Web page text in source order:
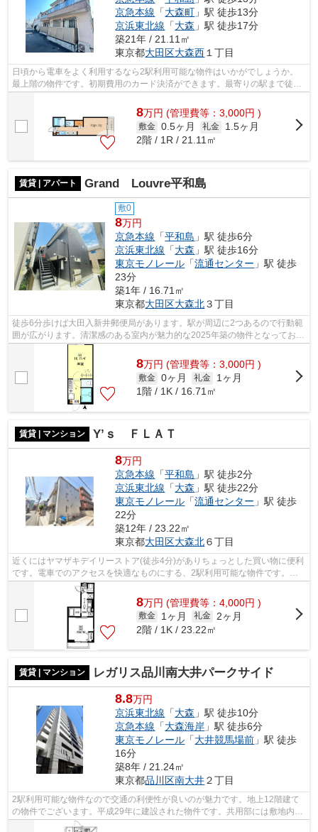
京急本線 「大森町 」駅 徒歩13分
京浜東北線 「大森 」駅 徒歩17分
築21年 / 21.11㎡
東京都大田区大森西 １丁目
日頃から電車をよく利用するなら2駅利用可能な物件はいかがでしょうか。
最上階の物件です。初期費用のカード決済ができます。最寄りの駅まで徒歩
13分の物件です。アイディアルホーム ...
8万円 (管理費等：3,000円 )
敷金 0.5ヶ月 礼金
1.5ヶ月
2階 / 1R / 21.11㎡
賃貸 | アパート Grand Louvre平和島
敷0
8万円
京急本線 「平和島 」駅 徒歩6分
京浜東北線 「大森 」駅 徒歩16分
東京モノレール 「流通センター 」駅 徒歩
23分
築1年 / 16.71㎡
東京都大田区大森北３丁目
徒歩6分歩けば大田入新井郵便局があります。駅が周辺に2つあるので行動範
囲が広がります。清潔感のある室内が魅力的な2025年築の物件となってお
り、一押しです。徒歩6分に駅のある、ニ...
8万円 (管理費等：3,000円 )
敷金 0ヶ月 礼金
1ヶ月
1階 / 1K / 16.71㎡
賃貸 | マンション Y’ｓ ＦＬＡＴ
8万円
京急本線 「平和島 」駅 徒歩2分
京浜東北線 「大森 」駅 徒歩22分
東京モノレール 「流通センター 」駅 徒歩
22分
築12年 / 23.22㎡
東京都大田区大森北６丁目
近くにはヤマザキデイリーストア(徒歩4分)がありちょっとした買い物に便利
です。電車でのアクセスを快適なものにする、2駅利用可能な物件です。外
観タイル張りは、耐水効果があるので...
8万円 (管理費等：4,000円 )
敷金 1ヶ月 礼金
2ヶ月
2階 / 1K / 23.22㎡
賃貸 | マンション レガリス品川南大井パークサイド
8.8万円
京浜東北線 「大森 」駅 徒歩10分
京急本線 「大森海岸 」駅 徒歩6分
東京モノレール 「大井競馬場前 」駅 徒歩
16分
築8年 / 21.24㎡
東京都品川区南大井２丁目
2駅利用可能な物件なので交通の利便性が良いのが魅力です。地上12階建て
の物件でございます。平成29年に建設された物件です。共用部には敷地内ご
み置き場・エレベータなどが揃っており...